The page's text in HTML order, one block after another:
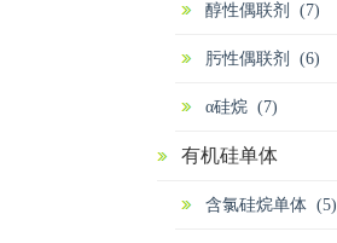
醇性偶联剂 (7)
肟性偶联剂 (6)
α硅烷 (7)
有机硅单体
含氯硅烷单体 (5)